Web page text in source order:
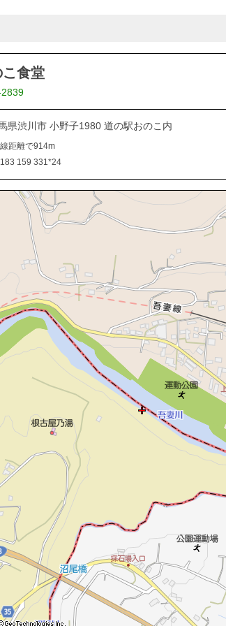
食堂
2839
県渋川市 小野子1980 道の駅おのこ内
距離で914m
159 331*24